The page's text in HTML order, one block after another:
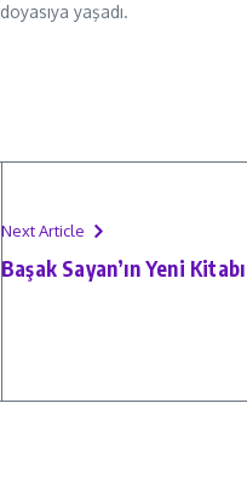
yaşadı.
Next Article
Başak Sayan’ın Yeni